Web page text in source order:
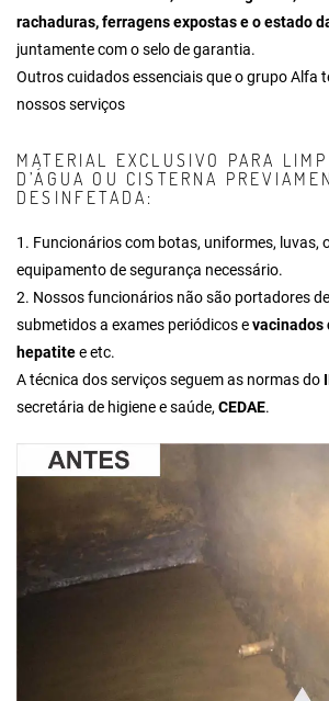
rachaduras, ferragens expostas e o estado
juntamente com o selo de garantia.
Outros cuidados essenciais que o grupo Alfa
nossos serviços
MATERIAL EXCLUSIVO PARA
D’ÁGUA OU CISTERNA
DESINFETADA:
1. Funcionários com botas, uniformes, luvas,
equipamento de segurança necessário.
2. Nossos funcionários não são portadores
submetidos a exames periódicos evacinados
hepatitee etc.
A técnica dos serviços seguem as normas do
secretária de higiene e saúde, CEDAE.